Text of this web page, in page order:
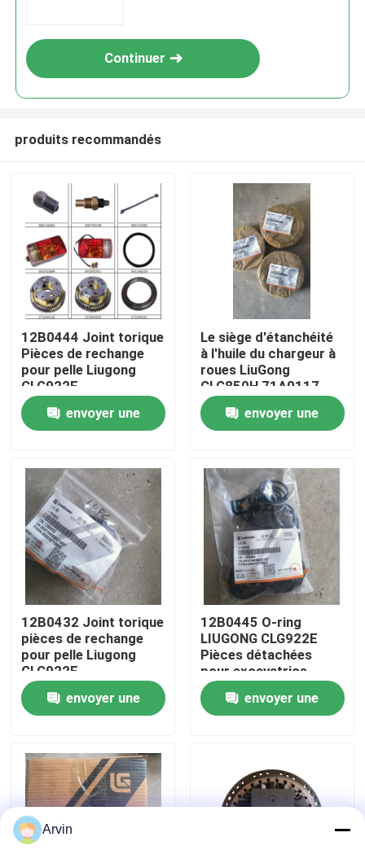
Aperçu
Produits
A propos de nous
Visite d'usine
Contrôle de la qualité
Contact
nouvelles
Pièces de rechange de Liugong
Pièces de rechange Cummins
Continuer
produits recommandés
12B0444 Joint torique
Pièces de rechange
pour pelle Liugong
CLG922E
envoyer une
Le siège d'étanchéité
à l'huile du chargeur à
roues LiuGong
CLG850H 71A0117
envoyer une
12B0432 Joint torique
pièces de rechange
pour pelle Liugong
CLG922E
envoyer une
12B0445 O-ring
LIUGONG CLG922E
Pièces détachées
pour excavatrice
envoyer une
Arvin